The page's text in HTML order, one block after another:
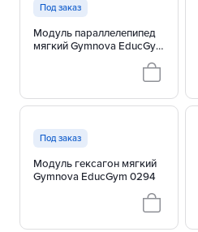
Под заказ
Модуль параллелепипед
мягкий Gymnova EducGym
Под заказ
Модуль гексагон мягкий
Gymnova EducGym 0294